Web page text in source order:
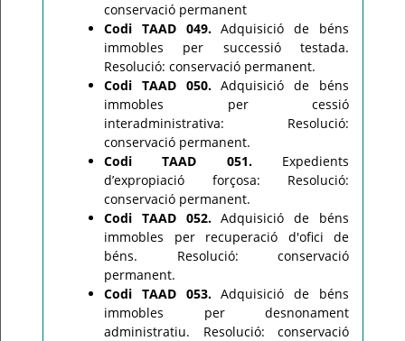
conservació permanent
Codi TAAD 049.Adquisició de béns
immobles per successió testada.
Resolució: conservació permanent.
Codi TAAD 050.Adquisició de béns
immobles per cessió
interadministrativa: Resolució:
conservació permanent.
Codi TAAD 051.Expedients
d’expropiació forçosa: Resolució:
conservació permanent.
Codi TAAD 052.Adquisició de béns
immobles per recuperació d'ofici de
béns. Resolució: conservació
permanent.
Codi TAAD 053.Adquisició de béns
immobles per desnonament
administratiu. Resolució: conservació